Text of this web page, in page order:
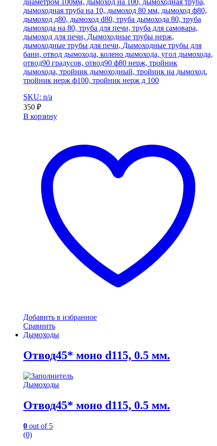
диаметром 100мм, дымоход на 100, дымоходная труба,
дымоходная труба на 10, дымоход 80 мм, дымоход ф80,
дымоход д80, дымоход d80, труба дымохода 80, труба
дымохода на 80, труба для печи, труба для самовара,
дымоход для печи, Дымоходные трубы нерж,
дымоходные трубы для печи, Дымоходные трубы для
бани, отвод дымохода, колено дымохода, угол дымохода,
отвод90 градусов, отвод90 ф80 нерж, тройник
дымохода, тройник дымоходный, тройник на дымоход,
тройник нерж ф100, тройник нерж д 100
SKU: n/a
350 ₽
В корзину
Добавить в избранное
Сравнить
Дымоходы
Отвод45* моно d115, 0.5 мм.
Дымоходы
Отвод45* моно d115, 0.5 мм.
0 out of 5
(0)